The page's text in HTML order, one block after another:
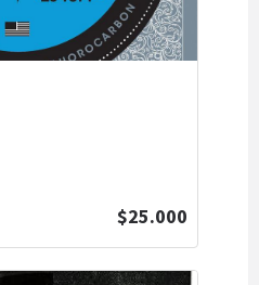
$25.000